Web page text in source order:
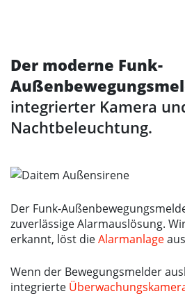
Der moderne Funk-
integrierter Kamera
Nachtbeleuchtung.
Der Funk-
zuverlässige Alarmauslösung.
erkannt, löst dieAlarmanlage
Wenn der Bewegungsmelder
integrierte